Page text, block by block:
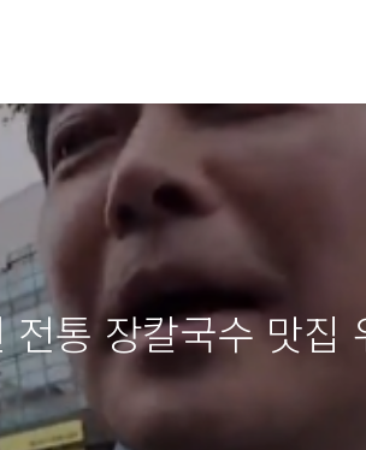
통 장칼국수 맛집